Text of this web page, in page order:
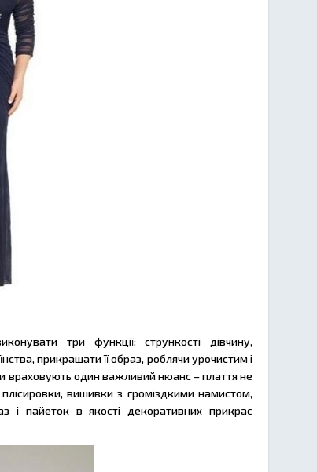
три функції: стрункості дівчину,
прикрашати її образ, роблячи урочистим і
враховують один важливий нюанс – плаття не
вишивки з громіздкими намистом,
і пайеток в якості декоративних прикрас